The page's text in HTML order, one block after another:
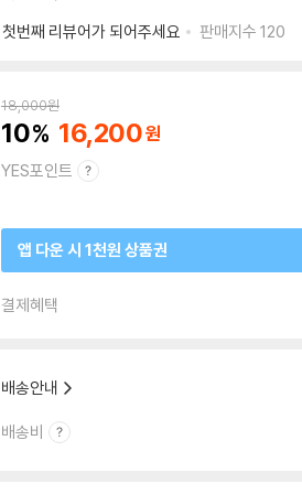
첫번째 리뷰어가 되어주세요
판매지수 120
18,000원
10 16,200
YES포인트
앱 다운 시 1천원 상품권
결제혜택
배송안내
배송비